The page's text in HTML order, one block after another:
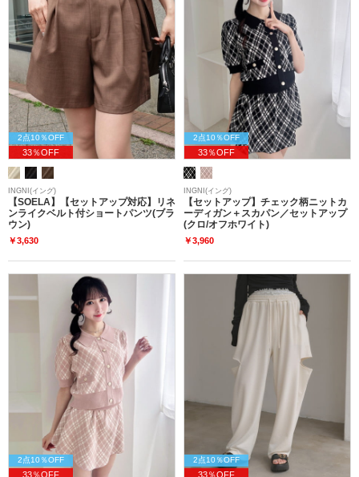
2点10％OFF
33％OFF
INGNI(イング)
【SOELA】【セットアップ対応】リネ
ンライクベルト付ショートパンツ(ブラ
ウン)
￥3,630
2点10％OFF
33％OFF
INGNI(イング)
【セットアップ】チェック柄ニットカ
ーディガン＋スカパン／セットアップ
(クロ/オフホワイト)
￥3,960
2点10％OFF
33％OFF
2点10％OFF
33％OFF